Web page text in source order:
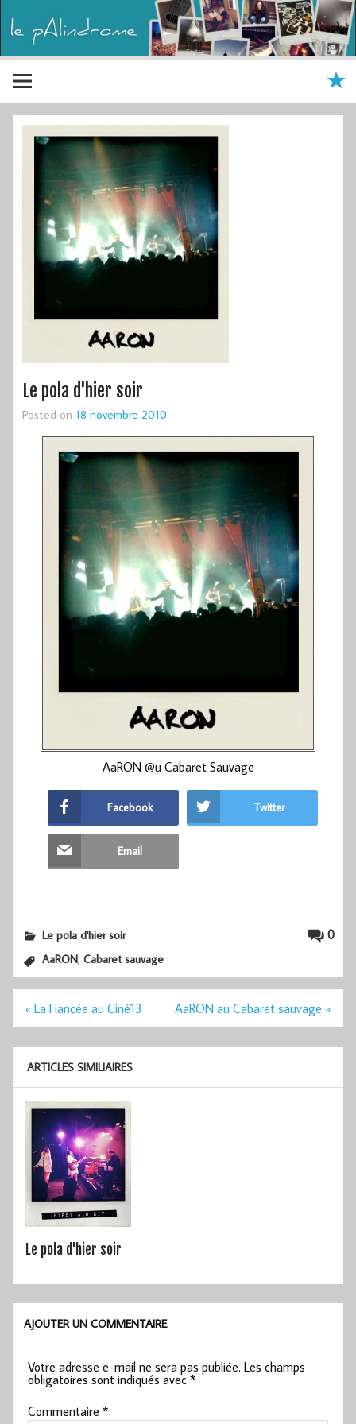
Le pola d'hier soir
Posted on 18 novembre 2010
AaRON @u Cabaret Sauvage
Facebook Twitter
Email
0
Le pola d'hier soir
AaRON,Cabaret sauvage
Navigation
l’article
« La Fiancée au Ciné13 AaRON au Cabaret sauvage »
ARTICLES SIMILIAIRES
Le pola d'hier soir
AJOUTER UN COMMENTAIRE
Votre adresse e-mail ne sera pas publiée. Les champs
obligatoires sont indiqués avec*
Commentaire*